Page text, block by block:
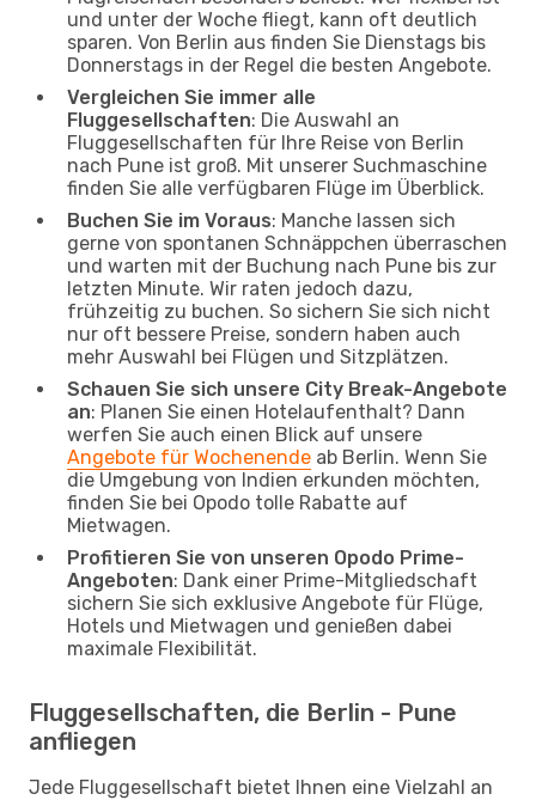
und unter der Woche fliegt, kann oft deutlich
sparen. Von Berlin aus finden Sie Dienstags bis
Donnerstags in der Regel die besten Angebote.
Vergleichen Sie immer alle
Fluggesellschaften: Die Auswahl an
Fluggesellschaften für Ihre Reise von Berlin
nach Pune ist groß. Mit unserer Suchmaschine
finden Sie alle verfügbaren Flüge im Überblick.
Buchen Sie im Voraus: Manche lassen sich
gerne von spontanen Schnäppchen überraschen
und warten mit der Buchung nach Pune bis zur
letzten Minute. Wir raten jedoch dazu,
frühzeitig zu buchen. So sichern Sie sich nicht
nur oft bessere Preise, sondern haben auch
mehr Auswahl bei Flügen und Sitzplätzen.
Schauen Sie sich unsere City Break-Angebote
an: Planen Sie einen Hotelaufenthalt? Dann
werfen Sie auch einen Blick auf unsere
Angebote für Wochenende ab Berlin. Wenn Sie
die Umgebung von Indien erkunden möchten,
finden Sie bei Opodo tolle Rabatte auf
Mietwagen.
Profitieren Sie von unseren Opodo Prime-
Angeboten: Dank einer Prime-Mitgliedschaft
sichern Sie sich exklusive Angebote für Flüge,
Hotels und Mietwagen und genießen dabei
maximale Flexibilität.
Fluggesellschaften, die Berlin - Pune
anfliegen
Jede Fluggesellschaft bietet Ihnen eine Vielzahl an